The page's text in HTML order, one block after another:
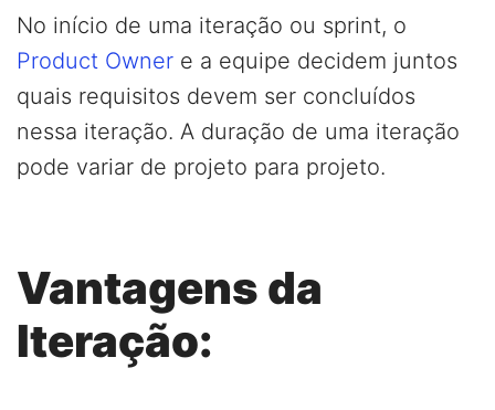
No início de uma iteração ou sprint, o
Product Owner e a equipe decidem juntos
quais requisitos devem ser concluídos
nessa iteração. A duração de uma iteração
pode variar de projeto para projeto.
Vantagens da
Iteração: